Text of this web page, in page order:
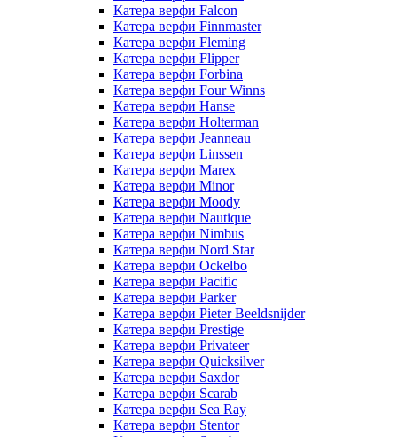
Катера верфи Falcon
Катера верфи Finnmaster
Катера верфи Fleming
Катера верфи Flipper
Катера верфи Forbina
Катера верфи Four Winns
Катера верфи Hanse
Катера верфи Holterman
Катера верфи Jeanneau
Катера верфи Linssen
Катера верфи Marex
Катера верфи Minor
Катера верфи Moody
Катера верфи Nautique
Катера верфи Nimbus
Катера верфи Nord Star
Катера верфи Ockelbo
Катера верфи Pacific
Катера верфи Parker
Катера верфи Pieter Beeldsnijder
Катера верфи Prestige
Катера верфи Privateer
Катера верфи Quicksilver
Катера верфи Saxdor
Катера верфи Scarab
Катера верфи Sea Ray
Катера верфи Stentor